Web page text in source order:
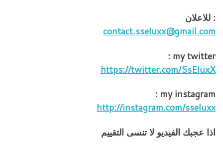
: للاعلان
contact.sseluxx@gmail.com
my twitter :
https://twitter.com/SsEluxX
my instagram :
http://instagram.com/sseluxx
اذا عجبك الفيديو لا تنسى التقييم